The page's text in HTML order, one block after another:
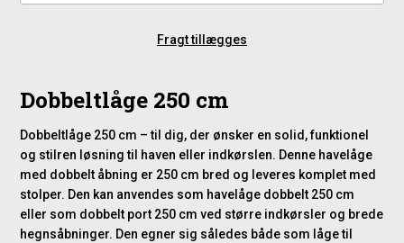
Fragt tillægges
Dobbeltlåge 250 cm
Dobbeltlåge 250 cm – til dig, der ønsker en solid, funktionel
og stilren løsning til haven eller indkørslen. Denne havelåge
med dobbelt åbning er 250 cm bred og leveres komplet med
stolper. Den kan anvendes som havelåge dobbelt 250 cm
eller som dobbelt port 250 cm ved større indkørsler og brede
hegnsåbninger. Den egner sig således både som låge til